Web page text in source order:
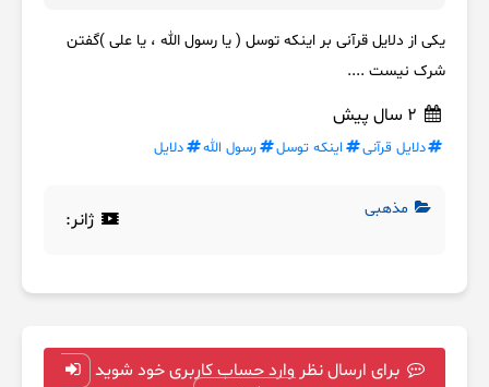
یکی از دلایل قرآنی بر اینکه توسل ( یا رسول الله ، یا علی )گفتن
شرک نیست ....
دلایل قرآنی اینکه توسل رسول الله دلایل
مذهبی ژانر:
برای ارسال نظر وارد حساب کاربری خود شوید